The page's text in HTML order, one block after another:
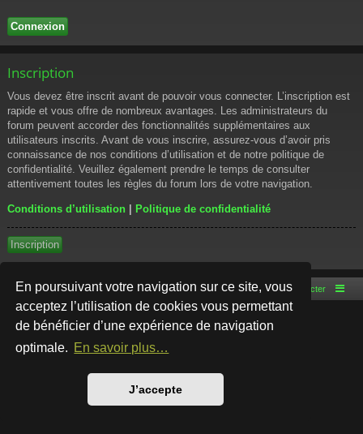
En poursuivant votre navigation sur ce site, vous
acceptez l’utilisation de cookies vous permettant
de bénéficier d’une expérience de navigation
optimale. En savoir plus…
J’accepte
Inscription
Vous devez être inscrit avant de pouvoir vous connecter. L’inscription est
rapide et vous offre de nombreux avantages. Les administrateurs du
forum peuvent accorder des fonctionnalités supplémentaires aux
utilisateurs inscrits. Avant de vous inscrire, assurez-vous d’avoir pris
connaissance de nos conditions d’utilisation et de notre politique de
confidentialité. Veuillez également prendre le temps de consulter
attentivement toutes les règles du forum lors de votre navigation.
Conditions d’utilisation | Politique de confidentialité
Inscription
Accueil du forum Nous contacter
Développé parphpBB® Forum Software © phpBB Limited
Style par
Traduction française officielle